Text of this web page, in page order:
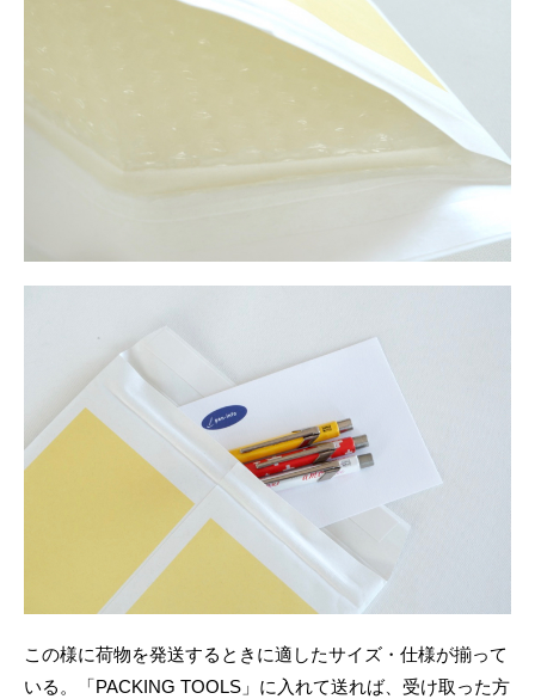
この様に荷物を発送するときに適したサイズ・仕様が揃って
いる。「PACKING TOOLS」に入れて送れば、受け取った方